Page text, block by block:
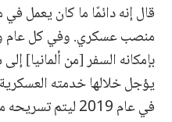
قال إنه دائمًا ما كان يعمل
منصب عسكري. وفي كل عام
في عام 2019 ليتم